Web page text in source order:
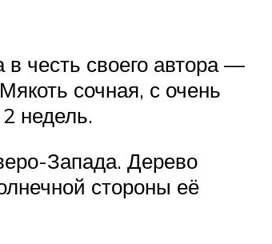
честь своего автора —
сочная, с очень
недель.
Запада. Дерево
стороны её